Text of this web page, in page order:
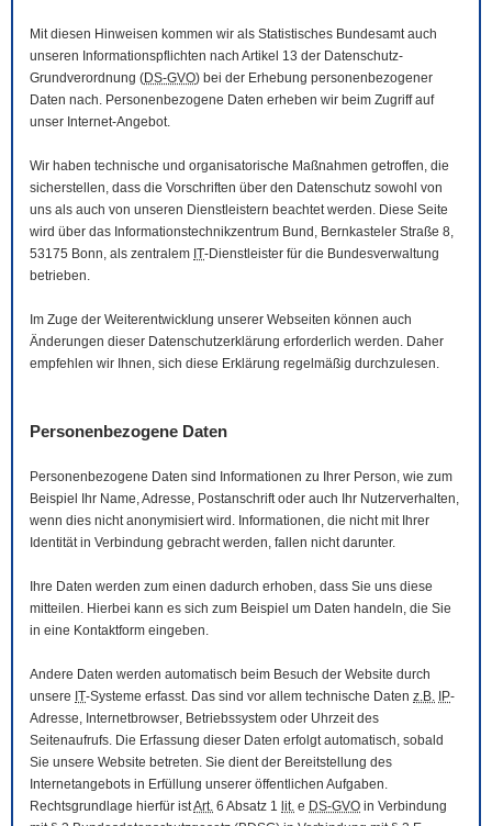
Mit diesen Hinweisen kommen wir als Statistisches Bundesamt auch
unseren Informationspflichten nach Artikel 13 der Datenschutz-
Grundverordnung (DS-GVO) bei der Erhebung personenbezogener
Daten nach. Personenbezogene Daten erheben wir beim Zugriff auf
unser Internet-Angebot.
Wir haben technische und organisatorische Maßnahmen getroffen, die
sicherstellen, dass die Vorschriften über den Datenschutz sowohl von
uns als auch von unseren Dienstleistern beachtet werden. Diese Seite
wird über das Informationstechnikzentrum Bund, Bernkasteler Straße 8,
53175 Bonn, als zentralem IT-Dienstleister für die Bundesverwaltung
betrieben.
Im Zuge der Weiterentwicklung unserer Webseiten können auch
Änderungen dieser Datenschutzerklärung erforderlich werden. Daher
empfehlen wir Ihnen, sich diese Erklärung regelmäßig durchzulesen.
Personenbezogene Daten
Personenbezogene Daten sind Informationen zu Ihrer Person, wie zum
Beispiel Ihr Name, Adresse, Postanschrift oder auch Ihr Nutzerverhalten,
wenn dies nicht anonymisiert wird. Informationen, die nicht mit Ihrer
Identität in Verbindung gebracht werden, fallen nicht darunter.
Ihre Daten werden zum einen dadurch erhoben, dass Sie uns diese
mitteilen. Hierbei kann es sich zum Beispiel um Daten handeln, die Sie
in eine Kontaktform eingeben.
Andere Daten werden automatisch beim Besuch der Website durch
unsere IT-Systeme erfasst. Das sind vor allem technische Daten z.B. IP-
Adresse, Internetbrowser, Betriebssystem oder Uhrzeit des
Seitenaufrufs. Die Erfassung dieser Daten erfolgt automatisch, sobald
Sie unsere Website betreten. Sie dient der Bereitstellung des
Internetangebots in Erfüllung unserer öffentlichen Aufgaben.
Rechtsgrundlage hierfür istArt. 6 Absatz 1 lit. e DS-GVO in Verbindung